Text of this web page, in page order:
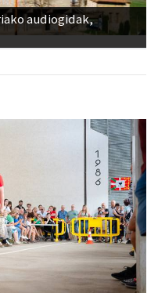
audiogidak,